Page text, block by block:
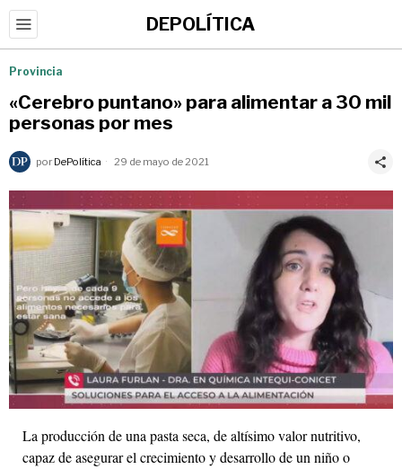
DEPOLÍTICA
Provincia
«Cerebro puntano» para alimentar a 30 mil
personas por mes
por DePolítica 29 de mayo de 2021
La producción de una pasta seca, de altísimo valor nutritivo,
capaz de asegurar el crecimiento y desarrollo de un niño o